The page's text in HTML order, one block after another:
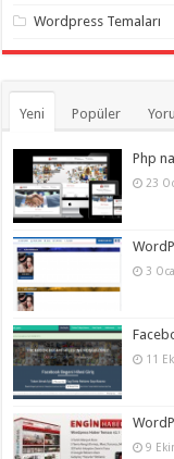
twitter
hilesi,
takipçi
hilesi
instagram
hilesi,
Wordpress Temaları
Yeni Popüler
Php
23
3
11
9